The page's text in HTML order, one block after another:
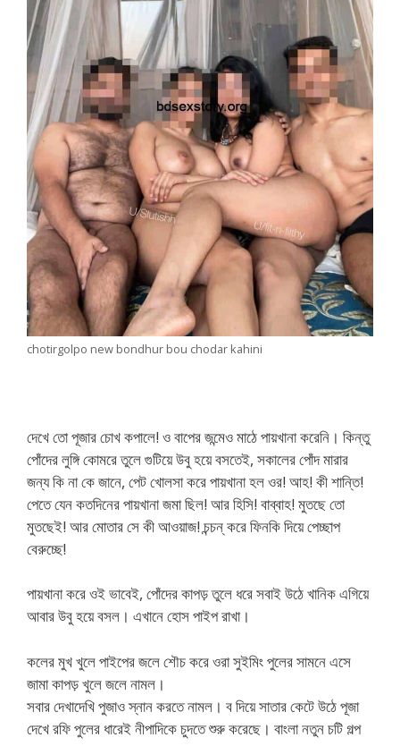
chotirgolpo new bondhur bou chodar kahini
দেখে তো পূজার চোখ কপালে! ও বাপের জন্মেও মাঠে পায়খানা করেনি। কিন্তু
পোঁদের লুঙ্গি কোমরে তুলে গুটিয়ে উবু হয়ে বসতেই, সকালের পোঁদ মারার
জন্য কি না কে জানে, পেট খোলসা করে পায়খানা হল ওর! আহ! কী শান্তি!
পেতে যেন কতদিনের পায়খানা জমা ছিল! আর হিসি! বাব্বাহ! মুতছে তো
মুতছেই! আর মোতার সে কী আওয়াজ! চন্চন্ করে ফিনকি দিয়ে পেচ্ছাপ
বেরুচ্ছে!
পায়খানা করে ওই ভাবেই, পোঁদের কাপড় তুলে ধরে সবাই উঠে খানিক এগিয়ে
আবার উবু হয়ে বসল। এখানে হোস পাইপ রাখা।
কলের মুখ খুলে পাইপের জলে শৌচ করে ওরা সুইমিং পুলের সামনে এসে
জামা কাপড় খুলে জলে নামল।
সবার দেখাদেখি পুজাও স্নান করতে নামল। ব দিয়ে সাতার কেটে উঠে পূজা
দেখে রফি পুলের ধারেই নীপাদিকে চুদতে শুরু করেছে। বাংলা নতুন চটি গল্প